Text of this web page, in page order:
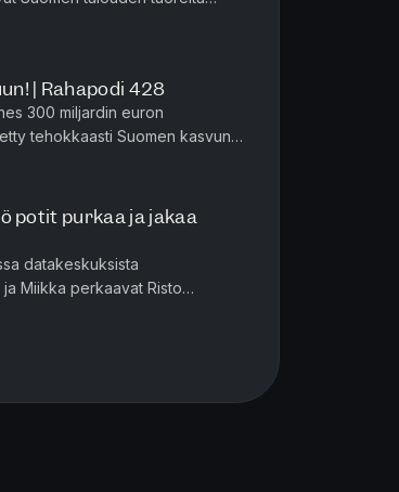
...
| Rahapodi 428
300 miljardin euron
tehokkaasti Suomen kasvun
lyövät tiskiin ...
potit purkaa ja jakaa
datakeskuksista
Miikka perkaavat Risto
tuoreimpia ulostuloja: ova...